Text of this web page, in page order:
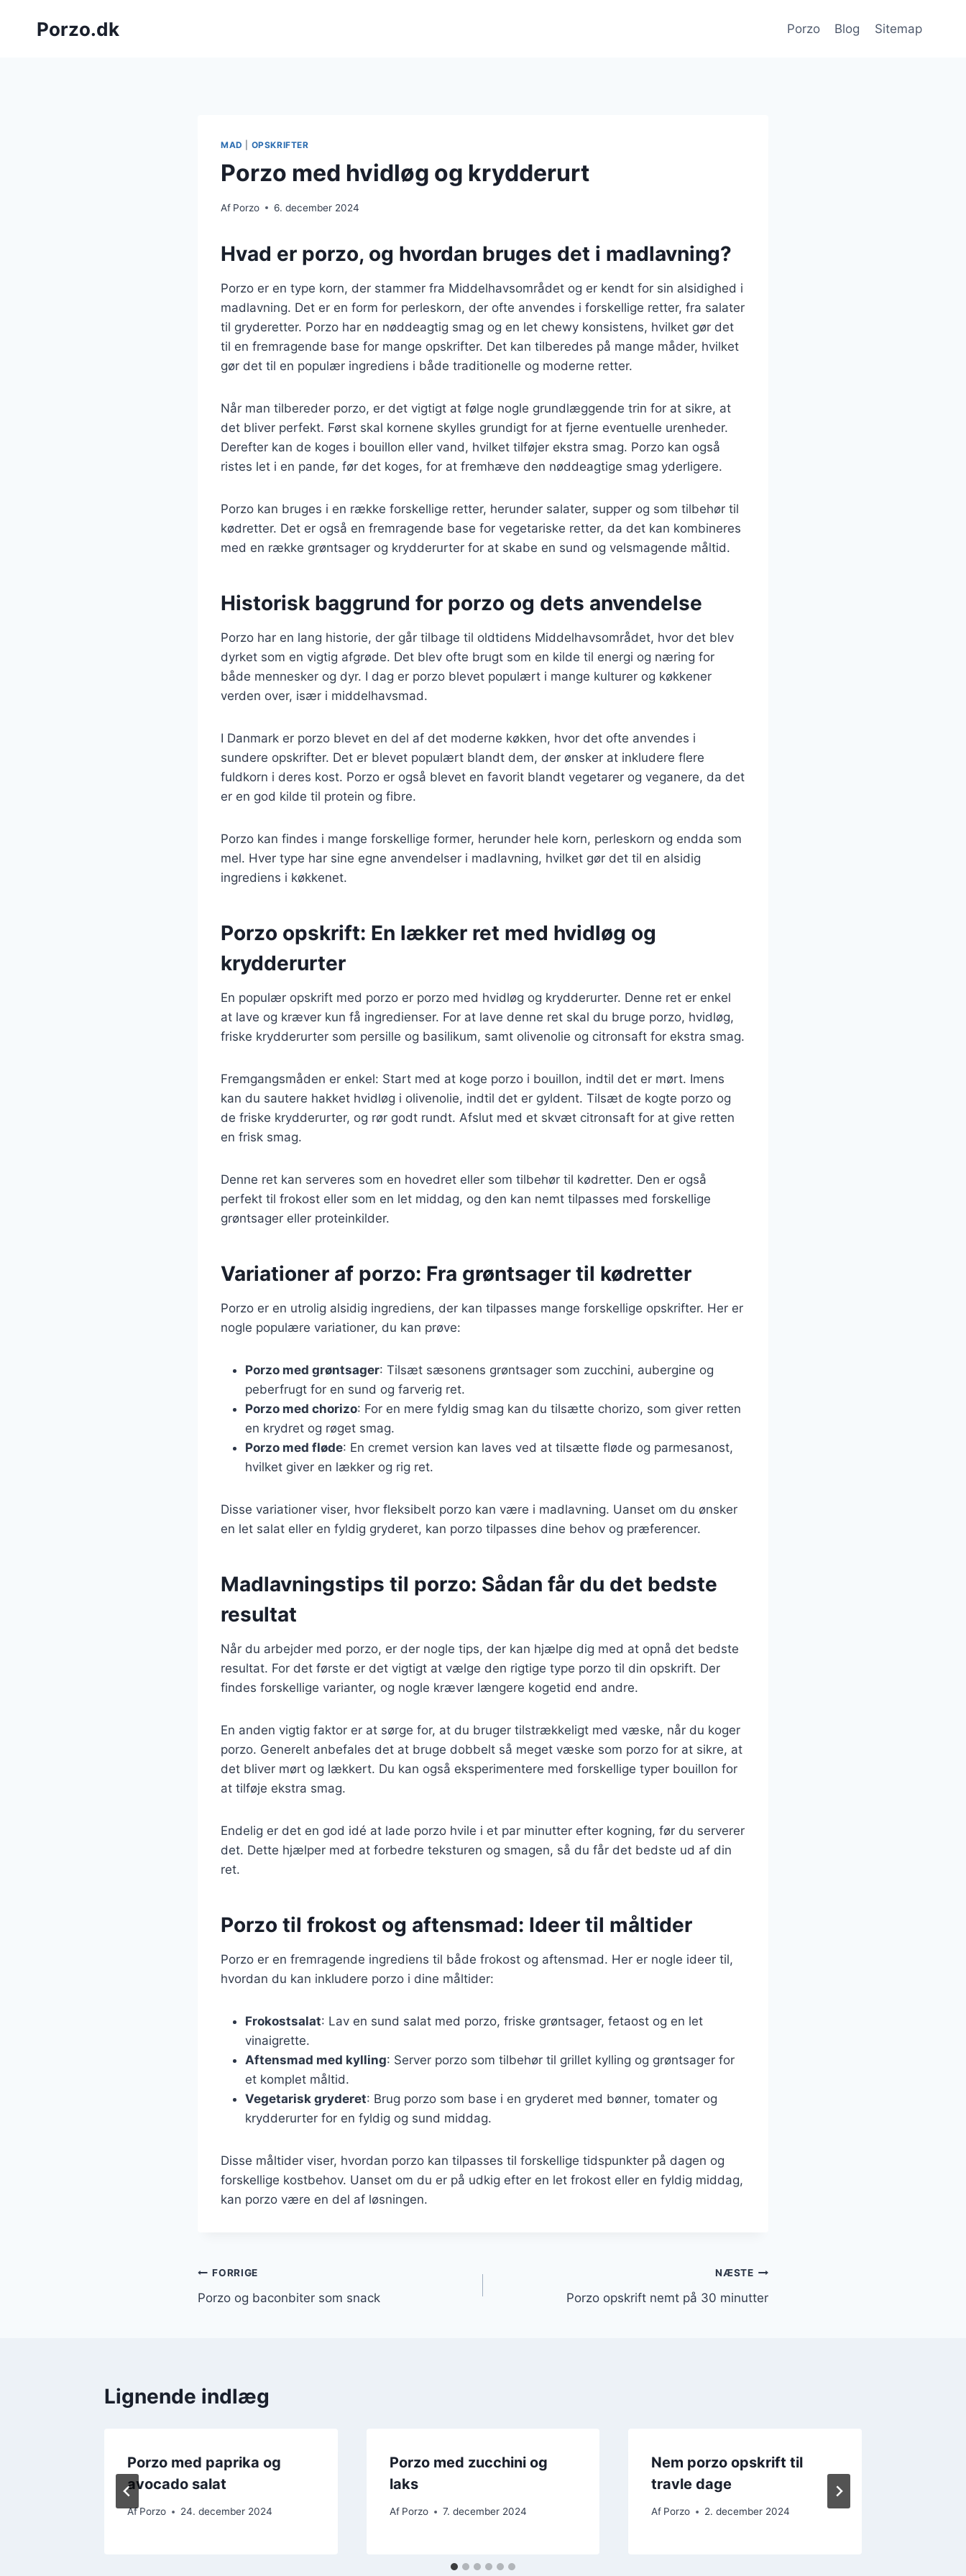
Porzo.dk Porzo Blog Sitemap
MAD OPSKRIFTER
Porzo med hvidløg og krydderurt
Af Porzo 6. december 2024
Hvad er porzo, og hvordan bruges det i madlavning?
Porzo er en type korn, der stammer fra Middelhavsområdet og er kendt for sin alsidighed i
madlavning. Det er en form for perleskorn, der ofte anvendes i forskellige retter, fra salater
til gryderetter. Porzo har en nøddeagtig smag og en let chewy konsistens, hvilket gør det
til en fremragende base for mange opskrifter. Det kan tilberedes på mange måder, hvilket
gør det til en populær ingrediens i både traditionelle og moderne retter.
Når man tilbereder porzo, er det vigtigt at følge nogle grundlæggende trin for at sikre, at
det bliver perfekt. Først skal kornene skylles grundigt for at fjerne eventuelle urenheder.
Derefter kan de koges i bouillon eller vand, hvilket tilføjer ekstra smag. Porzo kan også
ristes let i en pande, før det koges, for at fremhæve den nøddeagtige smag yderligere.
Porzo kan bruges i en række forskellige retter, herunder salater, supper og som tilbehør til
kødretter. Det er også en fremragende base for vegetariske retter, da det kan kombineres
med en række grøntsager og krydderurter for at skabe en sund og velsmagende måltid.
Historisk baggrund for porzo og dets anvendelse
Porzo har en lang historie, der går tilbage til oldtidens Middelhavsområdet, hvor det blev
dyrket som en vigtig afgrøde. Det blev ofte brugt som en kilde til energi og næring for
både mennesker og dyr. I dag er porzo blevet populært i mange kulturer og køkkener
verden over, især i middelhavsmad.
I Danmark er porzo blevet en del af det moderne køkken, hvor det ofte anvendes i
sundere opskrifter. Det er blevet populært blandt dem, der ønsker at inkludere flere
fuldkorn i deres kost. Porzo er også blevet en favorit blandt vegetarer og veganere, da det
er en god kilde til protein og fibre.
Porzo kan findes i mange forskellige former, herunder hele korn, perleskorn og endda som
mel. Hver type har sine egne anvendelser i madlavning, hvilket gør det til en alsidig
ingrediens i køkkenet.
Porzo opskrift: En lækker ret med hvidløg og
krydderurter
En populær opskrift med porzo er porzo med hvidløg og krydderurter. Denne ret er enkel
at lave og kræver kun få ingredienser. For at lave denne ret skal du bruge porzo, hvidløg,
friske krydderurter som persille og basilikum, samt olivenolie og citronsaft for ekstra smag.
Fremgangsmåden er enkel: Start med at koge porzo i bouillon, indtil det er mørt. Imens
kan du sautere hakket hvidløg i olivenolie, indtil det er gyldent. Tilsæt de kogte porzo og
de friske krydderurter, og rør godt rundt. Afslut med et skvæt citronsaft for at give retten
en frisk smag.
Denne ret kan serveres som en hovedret eller som tilbehør til kødretter. Den er også
perfekt til frokost eller som en let middag, og den kan nemt tilpasses med forskellige
grøntsager eller proteinkilder.
Variationer af porzo: Fra grøntsager til kødretter
Porzo er en utrolig alsidig ingrediens, der kan tilpasses mange forskellige opskrifter. Her er
nogle populære variationer, du kan prøve:
Porzo med grøntsager: Tilsæt sæsonens grøntsager som zucchini, aubergine og
peberfrugt for en sund og farverig ret.
Porzo med chorizo: For en mere fyldig smag kan du tilsætte chorizo, som giver retten
en krydret og røget smag.
Porzo med fløde: En cremet version kan laves ved at tilsætte fløde og parmesanost,
hvilket giver en lækker og rig ret.
Disse variationer viser, hvor fleksibelt porzo kan være i madlavning. Uanset om du ønsker
en let salat eller en fyldig gryderet, kan porzo tilpasses dine behov og præferencer.
Madlavningstips til porzo: Sådan får du det bedste
resultat
Når du arbejder med porzo, er der nogle tips, der kan hjælpe dig med at opnå det bedste
resultat. For det første er det vigtigt at vælge den rigtige type porzo til din opskrift. Der
findes forskellige varianter, og nogle kræver længere kogetid end andre.
En anden vigtig faktor er at sørge for, at du bruger tilstrækkeligt med væske, når du koger
porzo. Generelt anbefales det at bruge dobbelt så meget væske som porzo for at sikre, at
det bliver mørt og lækkert. Du kan også eksperimentere med forskellige typer bouillon for
at tilføje ekstra smag.
Endelig er det en god idé at lade porzo hvile i et par minutter efter kogning, før du serverer
det. Dette hjælper med at forbedre teksturen og smagen, så du får det bedste ud af din
ret.
Porzo til frokost og aftensmad: Ideer til måltider
Porzo er en fremragende ingrediens til både frokost og aftensmad. Her er nogle ideer til,
hvordan du kan inkludere porzo i dine måltider:
Frokostsalat: Lav en sund salat med porzo, friske grøntsager, fetaost og en let
vinaigrette.
Aftensmad med kylling: Server porzo som tilbehør til grillet kylling og grøntsager for
et komplet måltid.
Vegetarisk gryderet: Brug porzo som base i en gryderet med bønner, tomater og
krydderurter for en fyldig og sund middag.
Disse måltider viser, hvordan porzo kan tilpasses til forskellige tidspunkter på dagen og
forskellige kostbehov. Uanset om du er på udkig efter en let frokost eller en fyldig middag,
kan porzo være en del af løsningen.
Indlægsnavigation
FORRIGE
Porzo og baconbiter som snack
NÆSTE
Porzo opskrift nemt på 30 minutter
Lignende indlæg
Porzo med paprika og
avocado salat
Af Porzo 24. december 2024
Porzo med zucchini og
laks
Af Porzo 7. december 2024
Nem porzo opskrift til
travle dage
Af Porzo 2. december 2024